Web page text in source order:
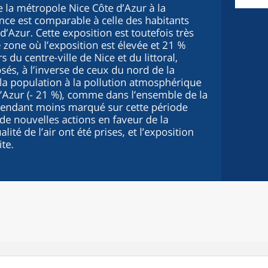
métropole Nice Côte d’Azur à la
est comparable à celle des habitants
Cette exposition est toutefois très
où l’exposition est élevée et 21 %
du centre-ville de Nice et du littoral,
à l’inverse de ceux du nord de la
population à la pollution atmosphérique
(- 21 %), comme dans l’ensemble de la
moins marqué sur cette période
nouvelles actions en faveur de la
de l’air ont été prises, et l’exposition